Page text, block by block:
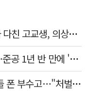
'장윤기 사건' 피해 여고생 돕다가 다친 고교생, 의상자 인정
"아파트 외벽 테라스가 통째로"…준공 1년 반 만에 '아찔 사고'
전북 경찰 간부 '女교사 몰카' 아들 폰 부수고…"처벌 못하는 사안" 내부망에 글